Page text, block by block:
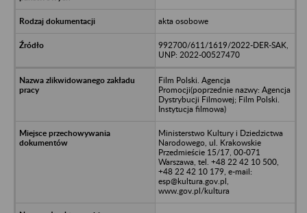
akta osobowe
992700/611/1619/2022-DER-SAK,
UNP: 2022-00527470
Film Polski. Agencja
Promocji(poprzednie nazwy: Agencja
Dystrybucji Filmowej; Film Polski.
Instytucja filmowa)
Ministerstwo Kultury i Dziedzictwa
Narodowego, ul. Krakowskie
Przedmieście 15/17, 00-071
Warszawa, tel. +48 22 42 10 500,
+48 22 42 10 179, e-mail:
esp@kultura.gov.pl,
www.gov.pl/kultura